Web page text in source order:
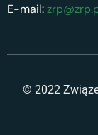
E-mail:
© 2022